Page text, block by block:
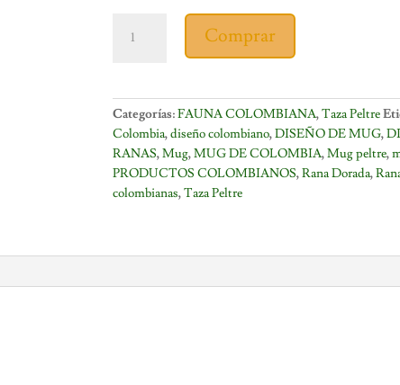
PELTRE
Comprar
Categorías:FAUNA COLOMBIANA,Taza Peltre
Colombia,diseño colombiano,DISEÑO DE MUG,
RANAS,Mug,MUG DE COLOMBIA,Mug peltre,
PRODUCTOS COLOMBIANOS,Rana Dorada,
colombianas,Taza Peltre